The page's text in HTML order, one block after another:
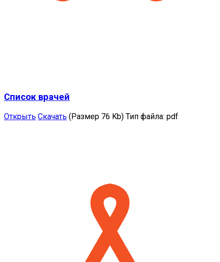
Список врачей
Открыть Скачать (Размер 76 Kb) Тип файла: pdf